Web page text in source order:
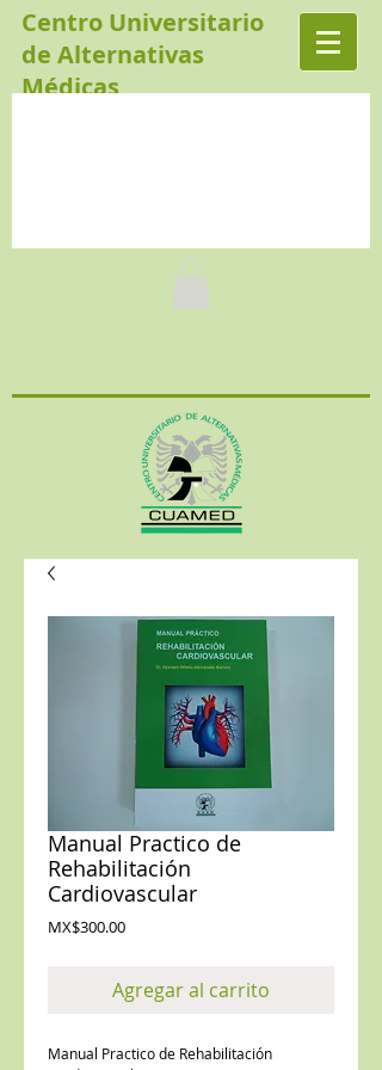
Centro Universitario
de Alternativas
Médicas
Manual Practico de
Rehabilitación
Cardiovascular
MX$300.00Precio
Agregar al carrito
Manual Practico de Rehabilitación